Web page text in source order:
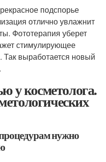
подспорье
отлично увлажнит
Фототерапия уберет
стимулирующее
выработается новый
у косметолога.
нужно